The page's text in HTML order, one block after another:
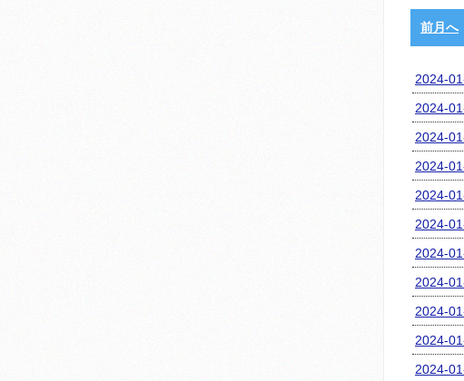
前月へ
2024-
2024-
2024-
2024-
2024-
2024-
2024-
2024-
2024-
2024-
2024-